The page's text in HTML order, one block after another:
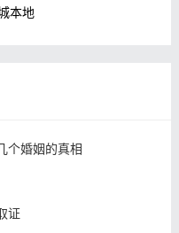
本地
个婚姻的真相
证